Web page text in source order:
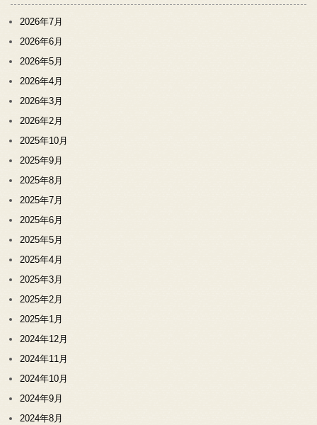
2026年7月
2026年6月
2026年5月
2026年4月
2026年3月
2026年2月
2025年10月
2025年9月
2025年8月
2025年7月
2025年6月
2025年5月
2025年4月
2025年3月
2025年2月
2025年1月
2024年12月
2024年11月
2024年10月
2024年9月
2024年8月